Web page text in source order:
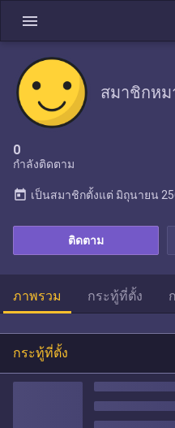
menu
สมาชิกหม
0
กำลังติดตาม
ติดตาม
today เป็นสมาชิกตั้งแต่ มิถุนายน
ภาพรวม กระทู้ที่ตั้ง
กระทู้ที่ตั้ง